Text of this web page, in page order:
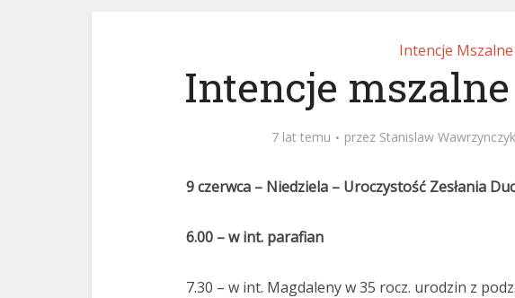
Intencje Mszalne
Intencje mszalne
7 lat temu przez Stanislaw Wawrzynczyk
9 czerwca – Niedziela – Uroczystość Zesłania
6.00 –w int. parafian
7.30 – w int. Magdaleny w 35 rocz. urodzin z